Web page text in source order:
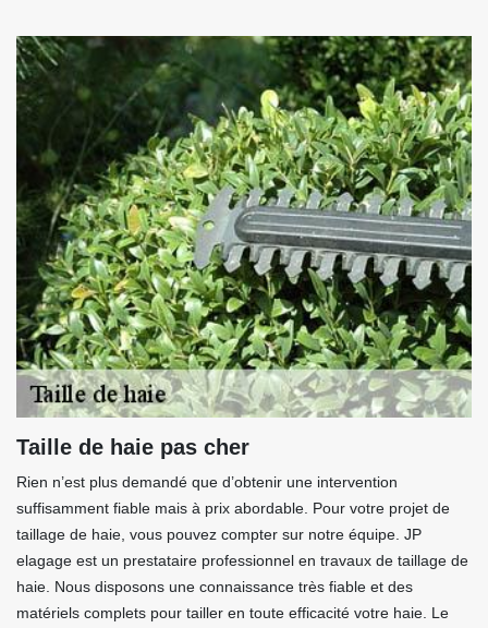
Taille de haie pas cher
Rien n’est plus demandé que d’obtenir une intervention
suffisamment fiable mais à prix abordable. Pour votre projet de
taillage de haie, vous pouvez compter sur notre équipe. JP
elagage est un prestataire professionnel en travaux de taillage de
haie. Nous disposons une connaissance très fiable et des
matériels complets pour tailler en toute efficacité votre haie. Le